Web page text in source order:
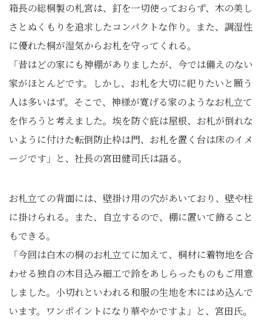
箱長の総桐製の札宮は、釘を一切使っておらず、木の美し
さとぬくもりを追求したコンパクトな作り。また、調湿性
に優れた桐が湿気からお札を守ってくれる。
「昔はどの家にも神棚がありましたが、今では備えのない
家がほとんどです。しかし、お札を大切に祀りたいと願う
人は多いはず。そこで、神様が寛げる家のようなお札立て
を作ろうと考えました。埃を防ぐ庇は屋根、お札が倒れな
いように付けた転倒防止枠は門、お札を置く台は床のイメ
ージです」と、社長の宮田健司氏は語る。
お札立ての背面には、壁掛け用の穴があいており、壁や柱
に掛けられる。また、自立するので、棚に置いて飾ること
もできる。
「今回は白木の桐のお札立てに加えて、桐材に着物地を合
わせる独自の木目込み細工で鈴をあしらったものもご用意
しました。小切れといわれる和服の生地を木にはめ込んで
います。ワンポイントになり華やかですよ」と、宮田氏。